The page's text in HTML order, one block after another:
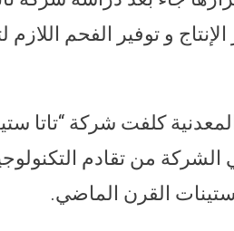
كلفت شركة “تاتا
في 2014 ، إذ تعاني الشركة من تقادم
القرن الماضي.